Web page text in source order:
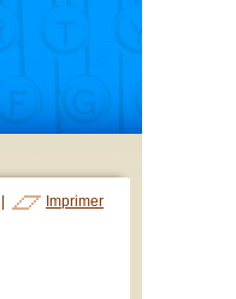
Imprimer